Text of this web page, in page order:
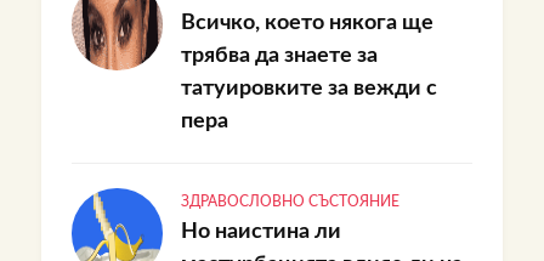
Всичко, което някога ще
трябва да знаете за
татуировките за вежди с
пера
ЗДРАВОСЛОВНО СЪСТОЯНИЕ
Но наистина ли